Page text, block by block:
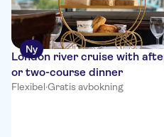
Ny
London river cruise with
or two-course dinner
Flexibel·Gratis avbokning